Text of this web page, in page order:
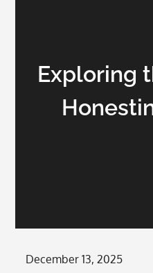
Exploring
Posted
December 13, 2025